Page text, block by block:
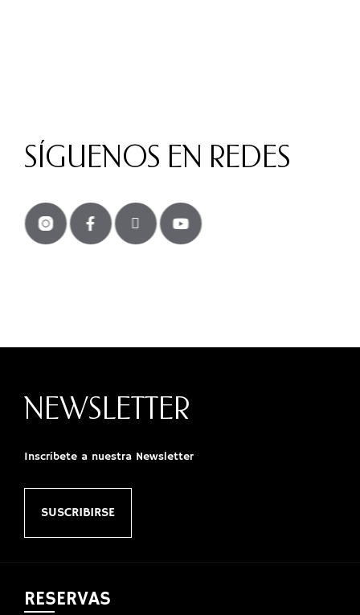
SÍGUENOS EN REDES
NEWSLETTER
Inscríbete a nuestra Newsletter
SUSCRIBIRSE
RESERVAS